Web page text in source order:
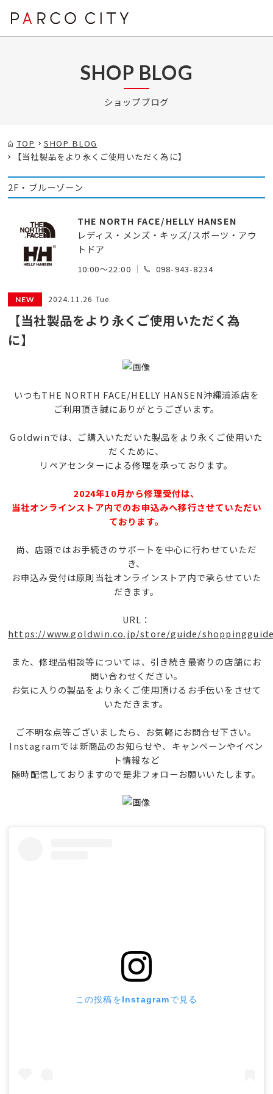
SHOP BLOG
ショップブログ
TOP
SHOP BLOG
【当社製品をより永くご使用いただく為に】
2F・ブルーゾーン
THE NORTH FACE/HELLY HANSEN
レディス・メンズ・キッズ/スポーツ・アウ
トドア
10:00～22:00 098-943-8234
2024.11.26 Tue.
【当社製品をより永くご使用いただく為
に】
いつもTHE NORTH FACE/HELLY HANSEN沖縄浦添店を
ご利用頂き誠にありがとうございます。
Goldwinでは、ご購入いただいた製品をより永くご使用いた
だくために、
リペアセンターによる修理を承っております。
2024年10月から修理受付は、
当社オンラインストア内でのお申込みへ移行させていただい
ております。
尚、店頭ではお手続きのサポートを中心に行わせていただ
き、
お申込み受付は原則当社オンラインストア内で承らせていた
だきます。
URL：
https://www.goldwin.co.jp/store/guide/
また、修理品相談等については、引き続き最寄りの店舗にお
問い合わせください。
お気に入りの製品をより永くご使用頂けるお手伝いをさせて
いただきます。
ご不明な点等ございましたら、お気軽にお問合せ下さい。
Instagramでは新商品のお知らせや、キャンペーンやイベン
ト情報など
随時配信しておりますので是非フォローお願いいたします。
この投稿をInstagramで見る